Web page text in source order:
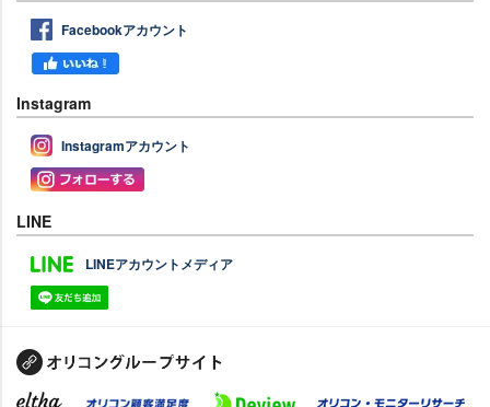
Facebookアカウント
Instagram
Instagramアカウント
LINE
LINEアカウントメディア